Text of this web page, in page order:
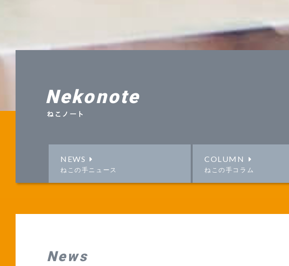
Nekonote
ねこノート
NEWS
ねこの手ニュース
COLUMN
ねこの手コラム
News